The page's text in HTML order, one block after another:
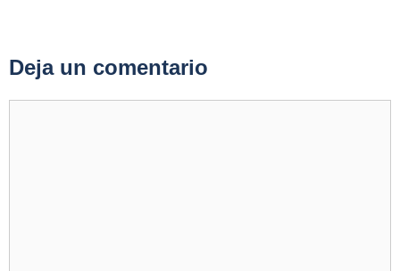
Deja un comentario